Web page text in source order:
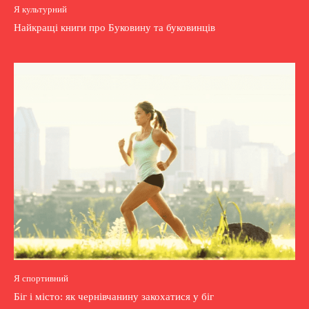
Я культурний
Найкращі книги про Буковину та буковинців
Я спортивний
Біг і місто: як чернівчанину закохатися у біг